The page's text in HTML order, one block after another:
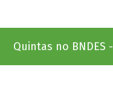
Quintas no BNDES